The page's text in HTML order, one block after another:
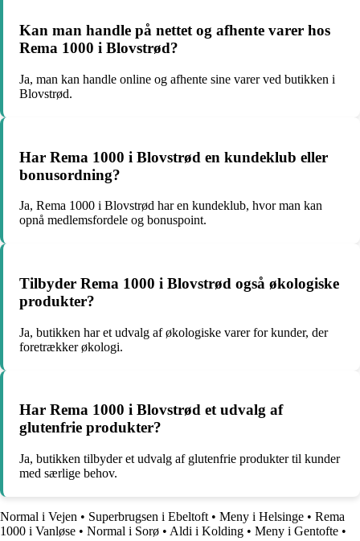
Kan man handle på nettet og afhente varer hos
Rema 1000 i Blovstrød?
Ja, man kan handle online og afhente sine varer ved butikken i
Blovstrød.
Har Rema 1000 i Blovstrød en kundeklub eller
bonusordning?
Ja, Rema 1000 i Blovstrød har en kundeklub, hvor man kan
opnå medlemsfordele og bonuspoint.
Tilbyder Rema 1000 i Blovstrød også økologiske
produkter?
Ja, butikken har et udvalg af økologiske varer for kunder, der
foretrækker økologi.
Har Rema 1000 i Blovstrød et udvalg af
glutenfrie produkter?
Ja, butikken tilbyder et udvalg af glutenfrie produkter til kunder
med særlige behov.
Normal i Vejen • Superbrugsen i Ebeltoft • Meny i Helsinge • Rema
1000 i Vanløse • Normal i Sorø • Aldi i Kolding • Meny i Gentofte •